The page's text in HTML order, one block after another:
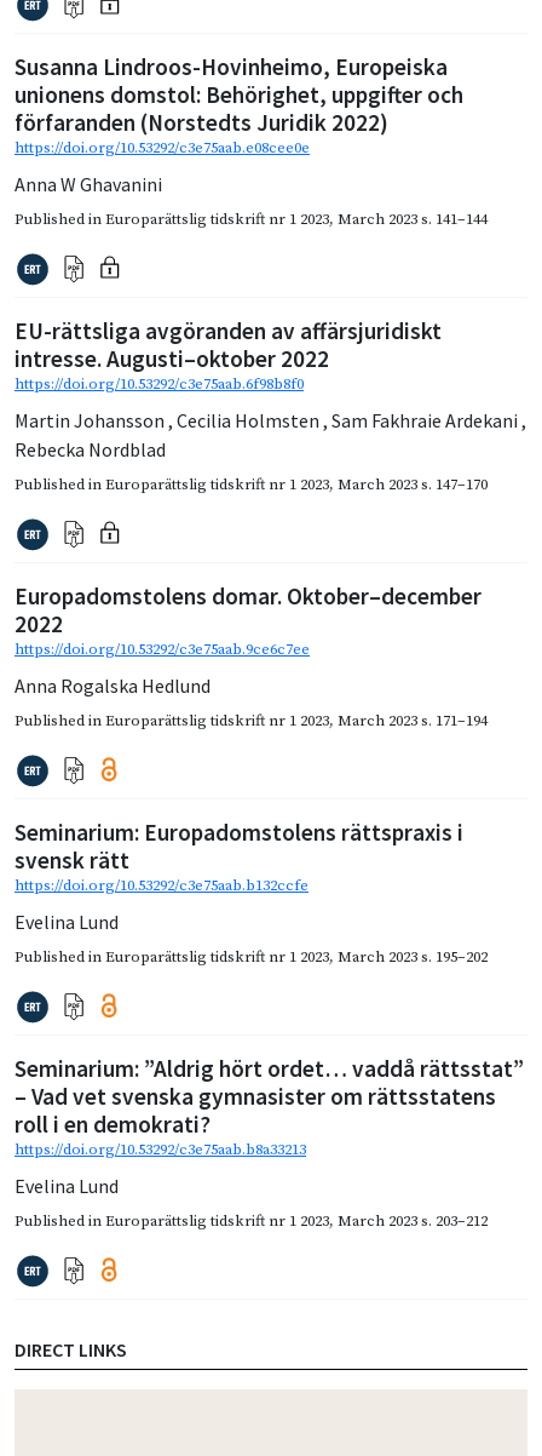
Susanna Lindroos-Hovinheimo, Europeiska
unionens domstol: Behörighet, uppgifter och
förfaranden (Norstedts Juridik 2022)
https://doi.org/10.53292/c3e75aab.e08cee0e
Anna W Ghavanini
Published inEuroparättslig tidskrift nr 1 2023, March 2023s. 141–144
EU-rättsliga avgöranden av affärsjuridiskt
intresse. Augusti–oktober 2022
https://doi.org/10.53292/c3e75aab.6f98b8f0
Martin Johansson , Cecilia Holmsten , Sam Fakhraie Ardekani ,
Rebecka Nordblad
Published inEuroparättslig tidskrift nr 1 2023, March 2023s. 147–170
Europadomstolens domar. Oktober–december
2022
https://doi.org/10.53292/c3e75aab.9ce6c7ee
Anna Rogalska Hedlund
Published inEuroparättslig tidskrift nr 1 2023, March 2023s. 171–194
Seminarium: Europadomstolens rättspraxis i
svensk rätt
https://doi.org/10.53292/c3e75aab.b132ccfe
Evelina Lund
Published inEuroparättslig tidskrift nr 1 2023, March 2023s. 195–202
Seminarium: ”Aldrig hört ordet… vaddå rättsstat”
– Vad vet svenska gymnasister om rättsstatens
roll i en demokrati?
https://doi.org/10.53292/c3e75aab.b8a33213
Evelina Lund
Published inEuroparättslig tidskrift nr 1 2023, March 2023s. 203–212
DIRECT LINKS